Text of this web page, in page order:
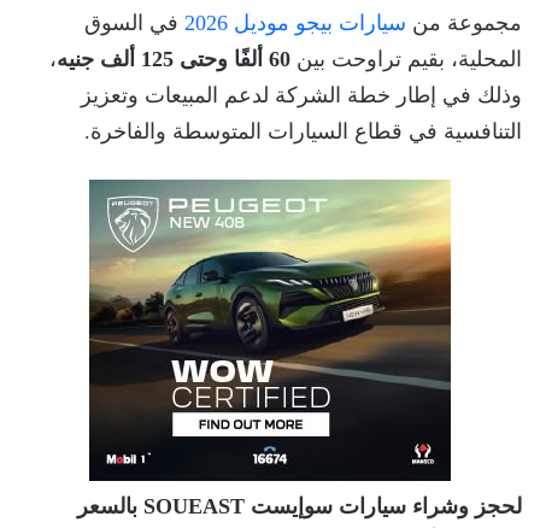
مجموعة من سيارات بيجو موديل 2026
في السوق
المحلية، بقيم تراوحت بين 60 ألفًا وحتى 125 ألف جنيه
،
وذلك في إطار خطة الشركة لدعم المبيعات وتعزيز
التنافسية في قطاع السيارات المتوسطة والفاخرة.
لحجز وشراء سيارات سوإيست SOUEAST بالسعر